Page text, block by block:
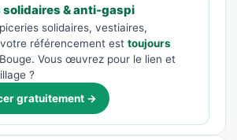
& anti-gaspi
solidaires, vestiaires,
référencement est toujours
Vous œuvrez pour le lien et
?
gratuitement →